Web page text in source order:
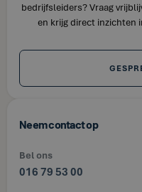
bedrijfsleiders? Vraag
en krijg direct inzichten
Neem contact op
Bel ons
016 79 53 00